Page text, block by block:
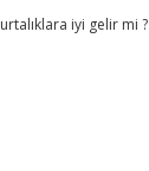
iyi gelir mi ?